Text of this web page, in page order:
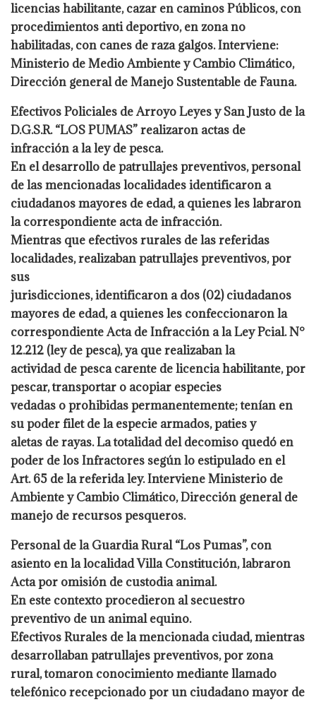
licencias habilitante, cazar en caminos Públicos, con
procedimientos anti deportivo, en zona no
habilitadas, con canes de raza galgos. Interviene:
Ministerio de Medio Ambiente y Cambio Climático,
Dirección general de Manejo Sustentable de Fauna.
Efectivos Policiales de Arroyo Leyes y San Justo de la
D.G.S.R. “LOS PUMAS” realizaron actas de
infracción a la ley de pesca.
En el desarrollo de patrullajes preventivos, personal
de las mencionadas localidades identificaron a
ciudadanos mayores de edad, a quienes les labraron
la correspondiente acta de infracción.
Mientras que efectivos rurales de las referidas
localidades, realizaban patrullajes preventivos, por
sus
jurisdicciones, identificaron a dos (02) ciudadanos
mayores de edad, a quienes les confeccionaron la
correspondiente Acta de Infracción a la Ley Pcial. N°
12.212 (ley de pesca), ya que realizaban la
actividad de pesca carente de licencia habilitante, por
pescar, transportar o acopiar especies
vedadas o prohibidas permanentemente; tenían en
su poder filet de la especie armados, paties y
aletas de rayas. La totalidad del decomiso quedó en
poder de los Infractores según lo estipulado en el
Art. 65 de la referida ley. Interviene Ministerio de
Ambiente y Cambio Climático, Dirección general de
manejo de recursos pesqueros.
Personal de la Guardia Rural “Los Pumas”, con
asiento en la localidad Villa Constitución, labraron
Acta por omisión de custodia animal.
En este contexto procedieron al secuestro
preventivo de un animal equino.
Efectivos Rurales de la mencionada ciudad, mientras
desarrollaban patrullajes preventivos, por zona
rural, tomaron conocimiento mediante llamado
telefónico recepcionado por un ciudadano mayor de